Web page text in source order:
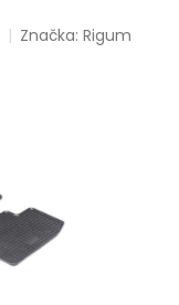
Značka:Rigum